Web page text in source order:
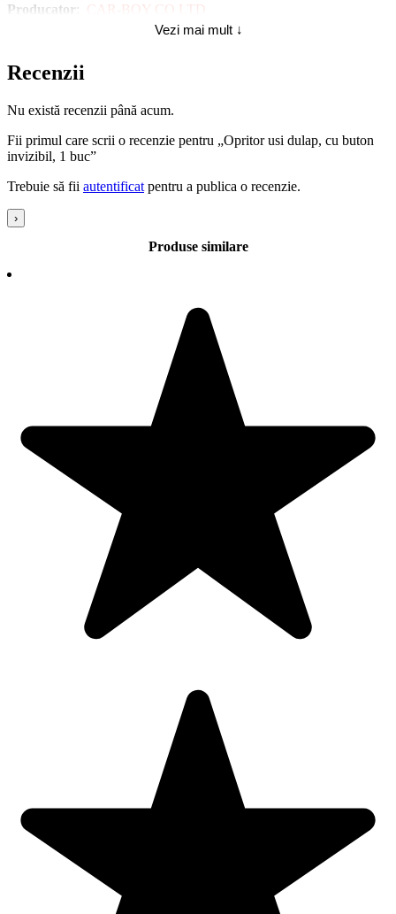
Producator: CAR-BOY CO LTD
copilului tau cu ajutorul Carboysafety!
Vezi mai mult ↓
Recenzii
Nu există recenzii până acum.
Fii primul care scrii o recenzie pentru „Opritor usi dulap, cu buton
invizibil, 1 buc”
Trebuie să fii autentificat pentru a publica o recenzie.
›
Produse similare